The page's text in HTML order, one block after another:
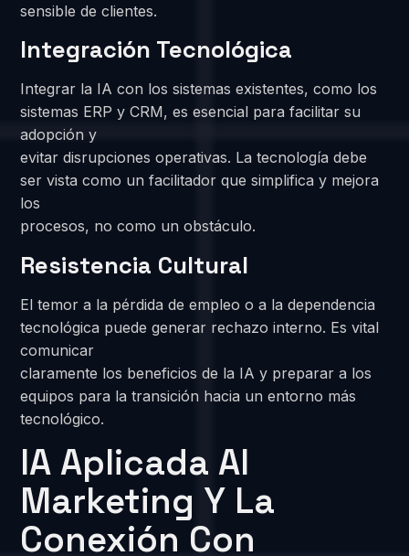
sensible de clientes.
Integración Tecnológica
Integrar la IA con los sistemas existentes, como los
sistemas ERP y CRM, es esencial para facilitar su
adopción y
evitar disrupciones operativas. La tecnología debe
ser vista como un facilitador que simplifica y mejora
los
procesos, no como un obstáculo.
Resistencia Cultural
El temor a la pérdida de empleo o a la dependencia
tecnológica puede generar rechazo interno. Es vital
comunicar
claramente los beneficios de la IA y preparar a los
equipos para la transición hacia un entorno más
tecnológico.
IA Aplicada Al
Marketing Y La
Conexión Con